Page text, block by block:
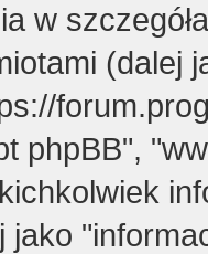
w
(dalej
phpBB",
jako